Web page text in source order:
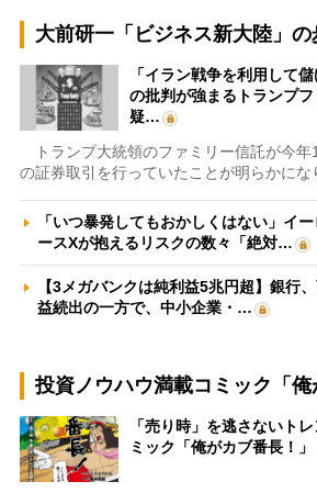
大前研一「ビジネス新大陸」の
「イラン戦争を利用して
の批判が強まるトランプ
疑…
トランプ大統領のファミリー信託が今年
の証券取引を行っていたことが明らかに
「いつ暴発してもおかしくはない」イ
ースXが抱えるリスクの数々「絶対…
【3メガバンクは純利益5兆円超】銀行
益続出の一方で、中小企業・…
投資ノウハウ満載コミック「俺
「売り時」を逃さないト
ミック「俺がカブ番長！」